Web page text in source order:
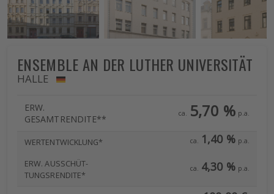
ENSEMBLE AN DER LUTHER UNIVERSITÄT
HALLE
ERW.
GESAMTRENDITE**
ca. 5,70 % p.a.
WERTENTWICKLUNG* ca. 1,40 % p.a.
ERW. AUSSCHÜT-
TUNGSRENDITE*
ca. 4,30 % p.a.